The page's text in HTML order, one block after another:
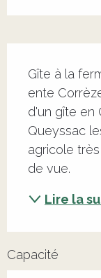
Gîte à la
ente
d'un gîte en
Queyssac
agricole
de vue.
Lire la
Capacité